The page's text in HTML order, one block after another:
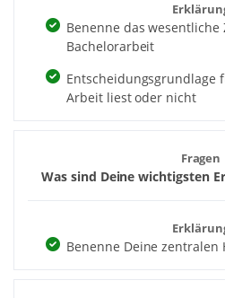
Benenne das wesentliche
Bachelorarbeit
Entscheidungsgrundlage
Arbeit liest oder nicht
Fragen
Was sind Deine wichtigsten
Benenne Deine zentralen